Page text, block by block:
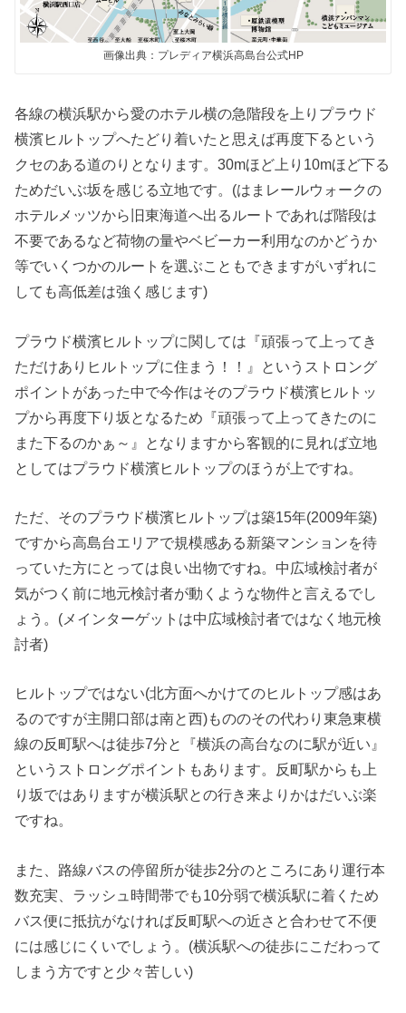
画像出典：プレディア横浜高島台公式HP
各線の横浜駅から愛のホテル横の急階段を上りプラウド
横濱ヒルトップへたどり着いたと思えば再度下るという
クセのある道のりとなります。30mほど上り10mほど下る
ためだいぶ坂を感じる立地です。(はまレールウォークの
ホテルメッツから旧東海道へ出るルートであれば階段は
不要であるなど荷物の量やベビーカー利用なのかどうか
等でいくつかのルートを選ぶこともできますがいずれに
しても高低差は強く感じます)
プラウド横濱ヒルトップに関しては『頑張って上ってき
ただけありヒルトップに住まう！！』というストロング
ポイントがあった中で今作はそのプラウド横濱ヒルトッ
プから再度下り坂となるため『頑張って上ってきたのに
また下るのかぁ～』となりますから客観的に見れば立地
としてはプラウド横濱ヒルトップのほうが上ですね。
ただ、そのプラウド横濱ヒルトップは築15年(2009年築)
ですから高島台エリアで規模感ある新築マンションを待
っていた方にとっては良い出物ですね。中広域検討者が
気がつく前に地元検討者が動くような物件と言えるでし
ょう。(メインターゲットは中広域検討者ではなく地元検
討者)
ヒルトップではない(北方面へかけてのヒルトップ感はあ
るのですが主開口部は南と西)もののその代わり東急東横
線の反町駅へは徒歩7分と『横浜の高台なのに駅が近い』
というストロングポイントもあります。反町駅からも上
り坂ではありますが横浜駅との行き来よりかはだいぶ楽
ですね。
また、路線バスの停留所が徒歩2分のところにあり運行本
数充実、ラッシュ時間帯でも10分弱で横浜駅に着くため
バス便に抵抗がなければ反町駅への近さと合わせて不便
には感じにくいでしょう。(横浜駅への徒歩にこだわって
しまう方ですと少々苦しい)